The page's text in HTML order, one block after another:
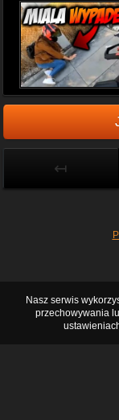
↤
Nasz serwis
przechowywania